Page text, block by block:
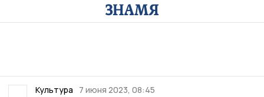
Культура 7 июня 2023, 08:45